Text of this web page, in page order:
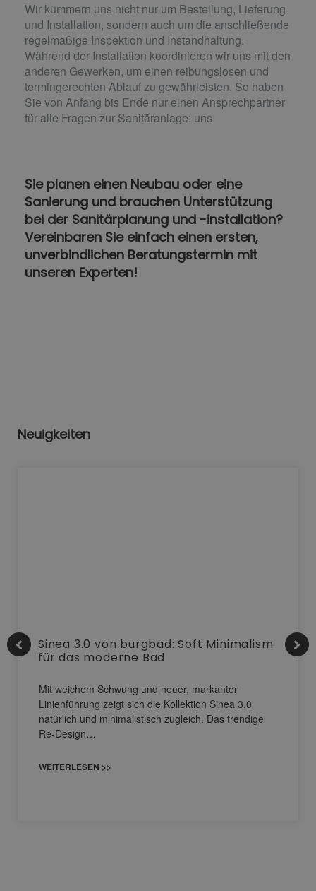
Wir kümmern uns nicht nur um Bestellung, Lieferung
und Installation, sondern auch um die anschließende
regelmäßige Inspektion und Instandhaltung.
Während der Installation koordinieren wir uns mit den
anderen Gewerken, um einen reibungslosen und
termingerechten Ablauf zu gewährleisten. So haben
Sie von Anfang bis Ende nur einen Ansprechpartner
für alle Fragen zur Sanitäranlage: uns.
Sie planen einen Neubau oder eine
Sanierung und brauchen Unterstützung
bei der Sanitärplanung und -installation?
Vereinbaren Sie einfach einen ersten,
unverbindlichen Beratungstermin mit
unseren Experten!
Neuigkeiten
Sinea 3.0 von burgbad: Soft Minimalism
für das moderne Bad
Mit weichem Schwung und neuer, markanter
Linienführung zeigt sich die Kollektion Sinea 3.0
natürlich und minimalistisch zugleich. Das trendige
Re-Design…
WEITERLESEN >>